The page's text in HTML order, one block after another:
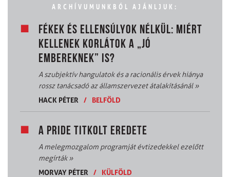
ARCHÍVUMUNKBÓL AJÁNLJUK:
FÉKEK ÉS ELLENSÚLYOK NÉLKÜL: MIÉRT
KELLENEK KORLÁTOK A „JÓ
EMBEREKNEK” IS?
A szubjektív hangulatok és a racionális érvek hiánya
rossz tanácsadó az államszervezet átalakításánál»
HACK PÉTER
/ BELFÖLD
A PRIDE TITKOLT EREDETE
A melegmozgalom programját évtizedekkel ezelőtt
megírták»
MORVAY PÉTER
/ KÜLFÖLD